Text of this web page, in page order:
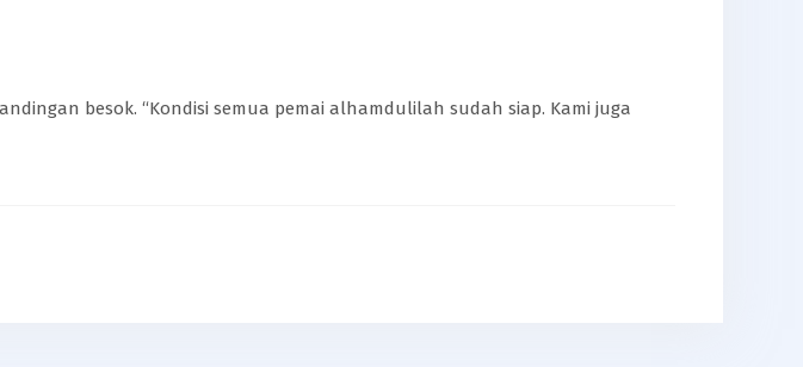
besok. “Kondisi semua pemai alhamdulilah sudah siap. Kami juga